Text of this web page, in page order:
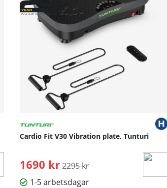
Cardio Fit V30 Vibration plate, Tunturi
1690 kr Ordinarie pris:
2295 kr
1-5 arbetsdagar